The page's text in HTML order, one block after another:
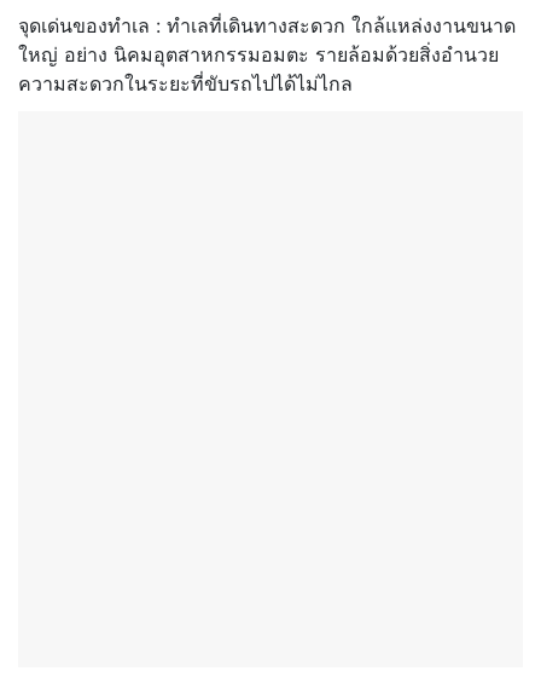
จุดเด่นของทำเล : ทำเลที่เดินทางสะดวก ใกล้แหล่งงานขนาด
ใหญ่ อย่าง นิคมอุตสาหกรรมอมตะ รายล้อมด้วยสิ่งอำนวย
ความสะดวกในระยะที่ขับรถไปได้ไม่ไกล